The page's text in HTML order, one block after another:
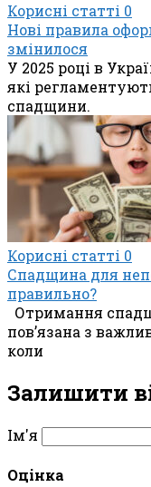
Корисні статті 0
Нові правила
змінилося
У 2025 році в
які
спадщини.
Корисні статті 0
Спадщина для
правильно?
Отримання
пов’язана з
коли
Залишити
Ім'я
Оцінка